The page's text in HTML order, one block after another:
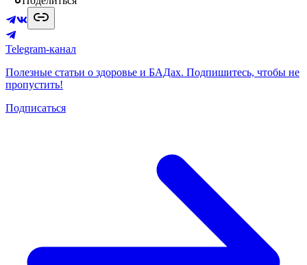
Telegram-канал
Полезные статьи о здоровье и БАДах. Подпишитесь, чтобы не
пропустить!
Подписаться